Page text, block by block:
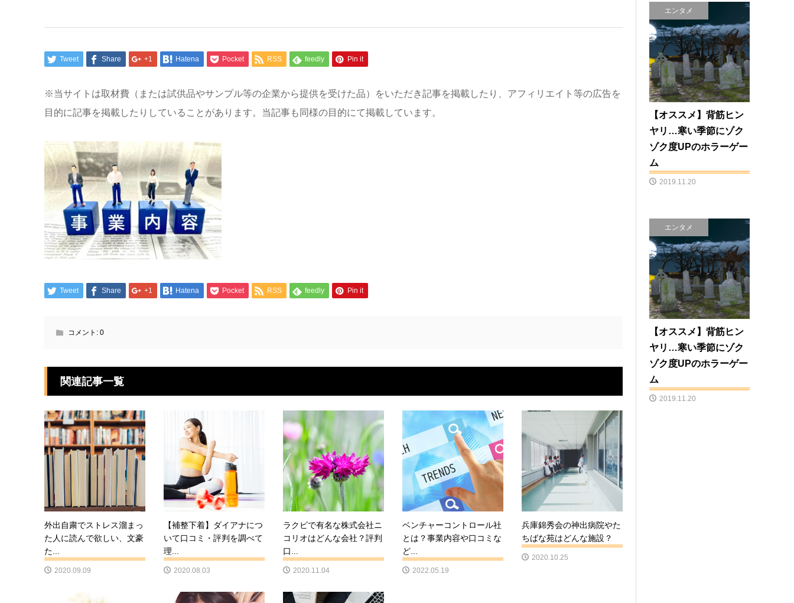
Tweet Share +1 Hatena Pocket RSS feedly Pin it
※当サイトは取材費（または試供品やサンプル等の企業から提供を受けた品）をいただき記事を掲載したり、アフィリエイト等の広告を
目的に記事を掲載したりしていることがあります。当記事も同様の目的にて掲載しています。
Tweet Share +1 Hatena Pocket RSS feedly Pin it
コメント: 0
関連記事一覧
外出自粛でストレス溜まっ
た人に読んで欲しい、文豪
た...
2020.09.09
【補整下着】ダイアナにつ
いて口コミ・評判を調べて
理...
2020.08.03
ラクビで有名な株式会社ニ
コリオはどんな会社？評判
口...
2020.11.04
ベンチャーコントロール社
とは？事業内容や口コミな
ど...
2022.05.19
兵庫錦秀会の神出病院やた
ちばな苑はどんな施設？
2020.10.25
エンタメ
【オススメ】背筋ヒン
ヤリ…寒い季節にゾク
ゾク度UPのホラーゲー
ム
2019.11.20
エンタメ
【オススメ】背筋ヒン
ヤリ…寒い季節にゾク
ゾク度UPのホラーゲー
ム
2019.11.20